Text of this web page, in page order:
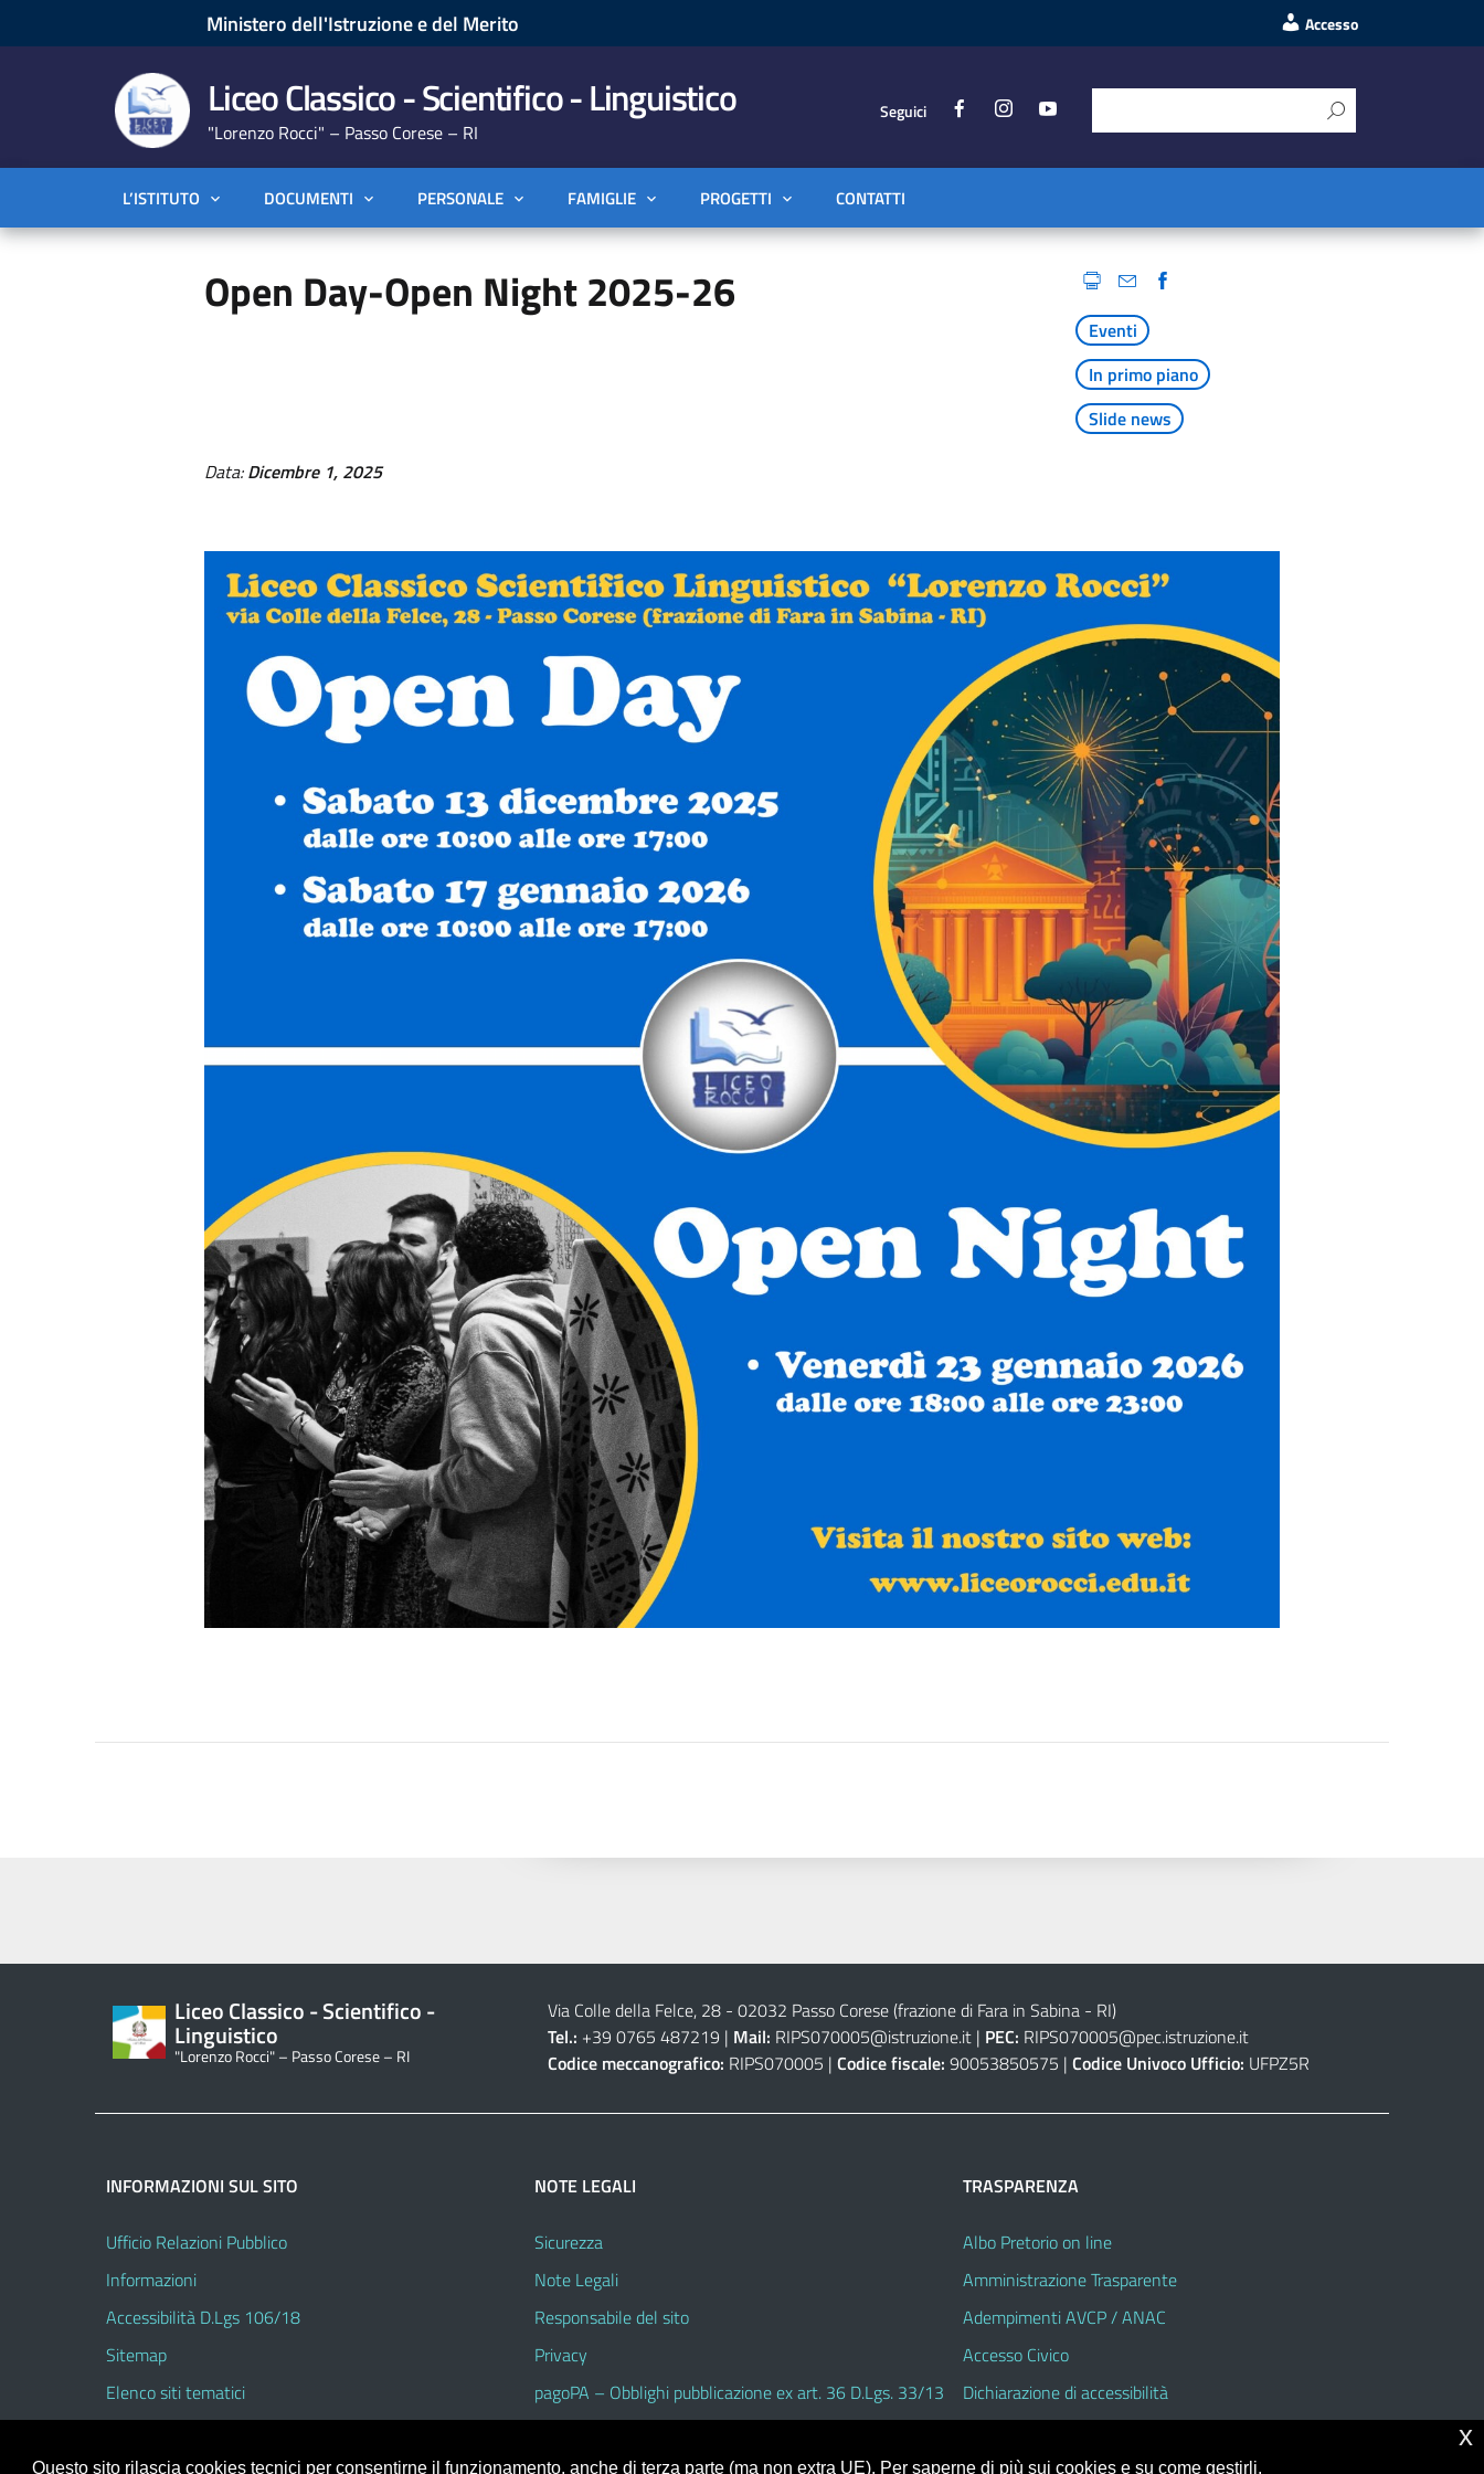
Ministero dell'Istruzione e del Merito Accesso
Liceo Classico - Scientifico - Linguistico
"Lorenzo Rocci" – Passo Corese – RI
Seguici
L’ISTITUTO DOCUMENTI PERSONALE FAMIGLIE PROGETTI CONTATTI
Open Day-Open Night 2025-26
Eventi
In primo piano
Slide news
Data:Dicembre 1, 2025
Liceo Classico - Scientifico -
Linguistico
"Lorenzo Rocci" – Passo Corese – RI
Via Colle della Felce, 28 - 02032 Passo Corese (frazione di Fara in Sabina - RI)
Tel.: +39 0765 487219 | Mail: RIPS070005@istruzione.it| PEC: RIPS070005@pec.istruzione.it
Codice meccanografico: RIPS070005 | Codice fiscale: 90053850575 | Codice Univoco Ufficio: UFPZ5R
INFORMAZIONI SUL SITO
Ufficio Relazioni Pubblico
Informazioni
Accessibilità D.Lgs 106/18
Sitemap
Elenco siti tematici
NOTE LEGALI
Sicurezza
Note Legali
Responsabile del sito
Privacy
pagoPA – Obblighi pubblicazione ex art. 36 D.Lgs. 33/13
TRASPARENZA
Albo Pretorio on line
Amministrazione Trasparente
Adempimenti AVCP / ANAC
Accesso Civico
Dichiarazione di accessibilità
Questo sito rilascia cookies tecnici per consentirne il funzionamento, anche di terza parte (ma non extra UE). Per saperne di più sui cookies e su come gestirli,
x